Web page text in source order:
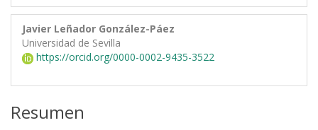
Javier Leñador González-Páez
Universidad de Sevilla
https://orcid.org/0000-0002-9435-3522
Resumen